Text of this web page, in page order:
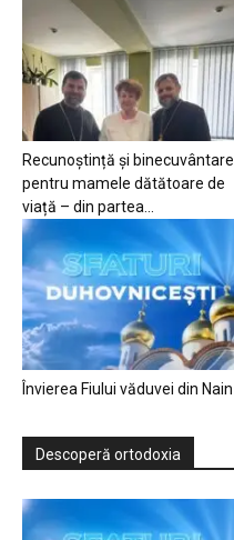
Recunoștință și binecuvântare
pentru mamele dătătoare de
viață – din partea...
Învierea Fiului văduvei din Nain
Descoperă ortodoxia